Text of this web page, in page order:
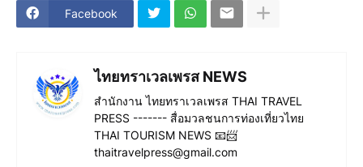
Facebook
ไทยทราเวลเพรส NEWS
สำนักงาน ไทยทราเวลเพรส THAI TRAVEL
PRESS ------- สื่อมวลชนการท่องเที่ยวไทย
THAI TOURISM NEWS 📧📨
thaitravelpress@gmail.com